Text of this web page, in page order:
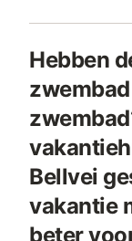
Hebben
Bellvei
vakantie
beter